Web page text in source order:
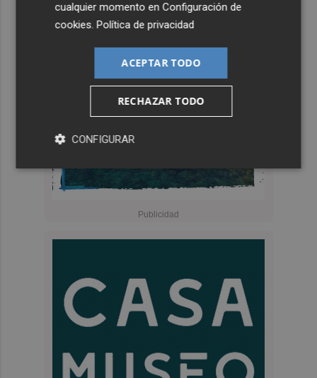
cualquier momento enConfiguración de
cookies.Política de privacidad
ACEPTAR TODO
RECHAZAR TODO
CONFIGURAR